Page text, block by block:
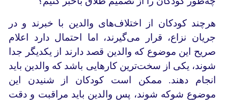
هرچند کودکان از اختلاف‌های والدین با خبرند و در
جریان نزاع، قرار می‌گیرند، اما احتمال دارد اعلام
صریح این موضوع که والدین قصد دارند از یکدیگر جدا
شوند، یکی از سخت‌ترین کارهایی باشد که والدین باید
انجام دهند. ممکن است کودکان از شنیدن این
موضوع شوکه شوند، پس والدین باید مراقبت و دقت